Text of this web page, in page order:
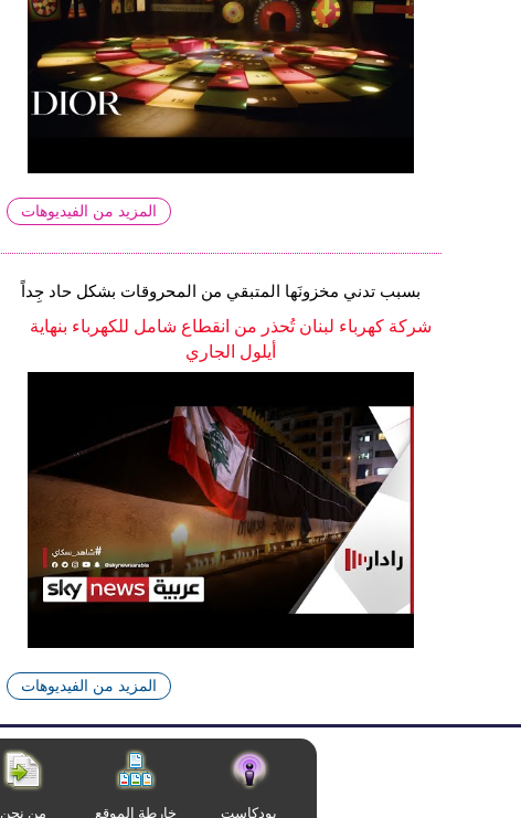
المزيد من الفيديوهات
بسبب تدني مخزونَها المتبقي من المحروقات بشكل حاد جِداً
شركة كهرباء لبنان تُحذر من انقطاع شامل للكهرباء بنهاية
أيلول الجاري
المزيد من الفيديوهات
من نحن خارطة الموقع بودكاست